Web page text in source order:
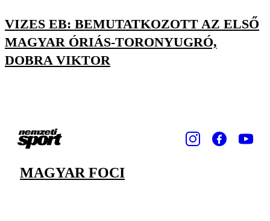
VIZES EB: BEMUTATKOZOTT AZ ELSŐ
MAGYAR ÓRIÁS-TORONYUGRÓ,
DOBRA VIKTOR
MAGYAR FOCI